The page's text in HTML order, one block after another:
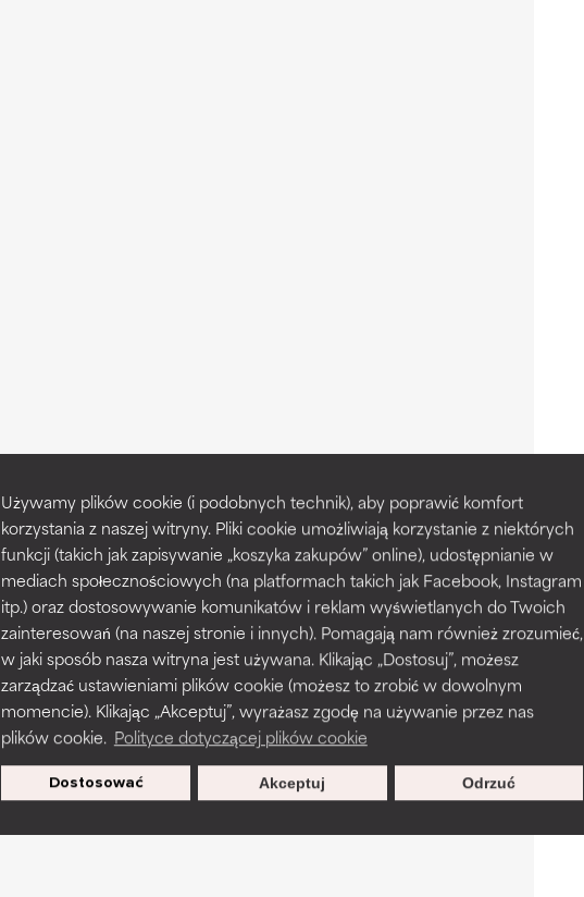
Używamy plików cookie (i podobnych technik), aby poprawić komfort
korzystania z naszej witryny. Pliki cookie umożliwiają korzystanie z niektórych
funkcji (takich jak zapisywanie „koszyka zakupów” online), udostępnianie w
mediach społecznościowych (na platformach takich jak Facebook, Instagram
itp.) oraz dostosowywanie komunikatów i reklam wyświetlanych do Twoich
zainteresowań (na naszej stronie i innych). Pomagają nam również zrozumieć,
w jaki sposób nasza witryna jest używana. Klikając „Dostosuj”, możesz
zarządzać ustawieniami plików cookie (możesz to zrobić w dowolnym
momencie). Klikając „Akceptuj”, wyrażasz zgodę na używanie przez nas
plików cookie. Polityce dotyczącej plików cookie
Dostosować Odrzuć
Akceptuj